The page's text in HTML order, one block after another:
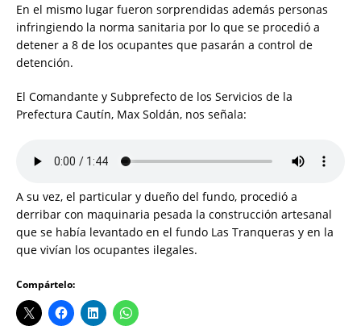
En el mismo lugar fueron sorprendidas además personas
infringiendo la norma sanitaria por lo que se procedió a
detener a 8 de los ocupantes que pasarán a control de
detención.
El Comandante y Subprefecto de los Servicios de la
Prefectura Cautín, Max Soldán, nos señala:
A su vez, el particular y dueño del fundo, procedió a
derribar con maquinaria pesada la construcción artesanal
que se había levantado en el fundo Las Tranqueras y en la
que vivían los ocupantes ilegales.
Compártelo: